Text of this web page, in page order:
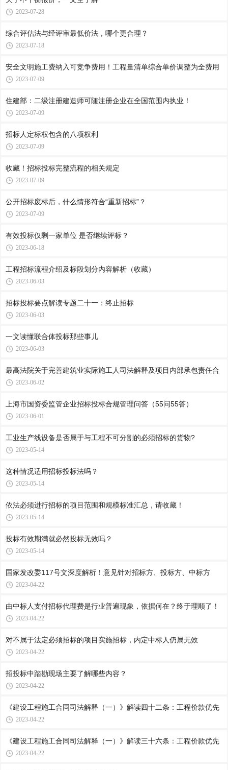
2023-07-28
综合评估法与经评审最低价法，哪个更合理？
2023-07-18
安全文明施工费纳入可竞争费用！工程量清单综合单价调整为全费用
2023-07-09
住建部：二级注册建造师可随注册企业在全国范围内执业！
2023-07-09
招标人定标权包含的八项权利
2023-07-09
收藏！招标投标完整流程的相关规定
2023-07-09
公开招标废标后，什么情形符合“重新招标”？
2023-07-09
有效投标仅剩一家单位 是否继续评标？
2023-06-18
工程招标流程介绍及标段划分内容解析（收藏）
2023-06-03
招标投标要点解读专题二十一：终止招标
2023-06-03
一文读懂联合体投标那些事儿
2023-06-03
最高法院关于完善建筑业实际施工人司法解释及项目内部承包责任合
2023-06-02
上海市国资委监管企业招标投标合规管理问答（55问55答）
2023-06-01
工业生产线设备是否属于与工程不可分割的必须招标的货物?
2023-05-14
这种情况适用招标投标法吗？
2023-05-14
依法必须进行招标的项目范围和规模标准汇总，请收藏！
2023-05-14
投标有效期满就必然投标无效吗？
2023-05-14
国家发改委117号文深度解析！意见针对招标方、投标方、中标方
2023-04-22
由中标人支付招标代理费是行业普遍现象，依据何在？终于理顺了！
2023-04-22
对不属于法定必须招标的项目实施招标，内定中标人仍属无效
2023-04-22
招投标中踏勘现场主要了解哪些内容？
2023-04-22
《建设工程施工合同司法解释（一）》解读四十二条：工程价款优先
2023-04-22
《建设工程施工合同司法解释（一）》解读三十六条：工程价款优先
2023-04-22